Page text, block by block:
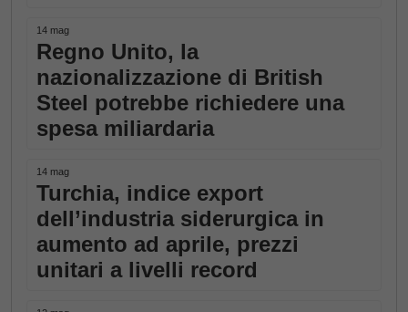
14 mag
Regno Unito, la
nazionalizzazione di British
Steel potrebbe richiedere una
spesa miliardaria
14 mag
Turchia, indice export
dell’industria siderurgica in
aumento ad aprile, prezzi
unitari a livelli record